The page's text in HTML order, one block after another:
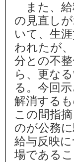
また、給
の見直し
いて、生
われたが
分との不
ら、更な
る。今回
解消する
この間指
のが公務
給与反映
場である